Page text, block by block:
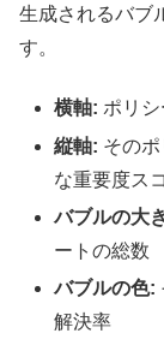
生成されるバブ
す。
横軸: ポリ
縦軸: その
な重要度ス
バブルの大
ートの総数
バブルの色:
解決率